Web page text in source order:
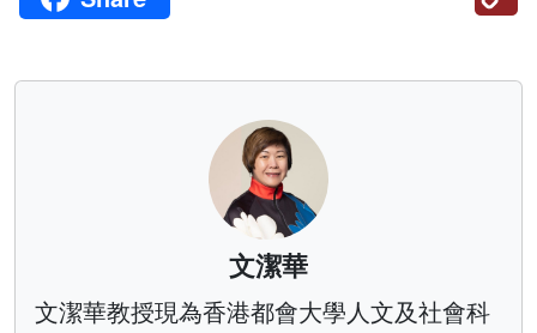
文潔華
文潔華教授現為香港都會大學人文及社會科